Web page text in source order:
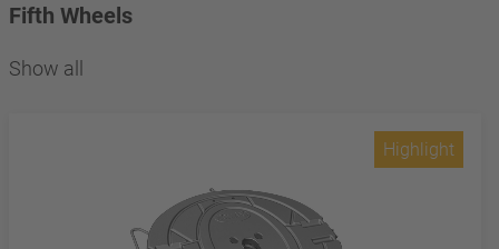
Fifth Wheels
Show all
Highlight